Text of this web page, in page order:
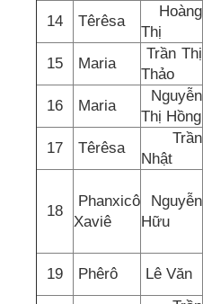
14
Têrêsa
Hoàng
Thị
15 Maria
Trần Thị
Thảo
16 Maria
Nguyễn
Thị Hồng
17 Têrêsa
Trần
Nhật
18
Phanxicô
Xaviê
Nguyễn
Hữu
19 Phêrô Lê Văn